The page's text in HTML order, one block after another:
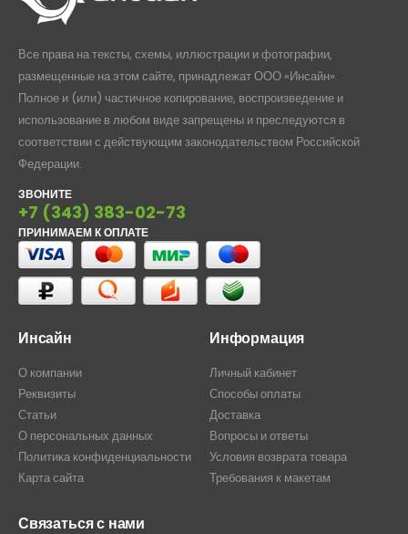
Все права на тексты, схемы, иллюстрации и фотографии,
размещенные на этом сайте, принадлежат ООО «Инсайн».
Полное и (или) частичное копирование, воспроизведение и
использование в любом виде запрещены и преследуются в
соответствии с действующим законодательством Российской
Федерации.
ЗВОНИТЕ
+7 (343) 383-02-73
ПРИНИМАЕМ К ОПЛАТЕ
Инсайн
О компании
Реквизиты
Статьи
О персональных данных
Политика конфиденциальности
Карта сайта
Информация
Личный кабинет
Способы оплаты
Доставка
Вопросы и ответы
Условия возврата товара
Требования к макетам
Связаться с нами